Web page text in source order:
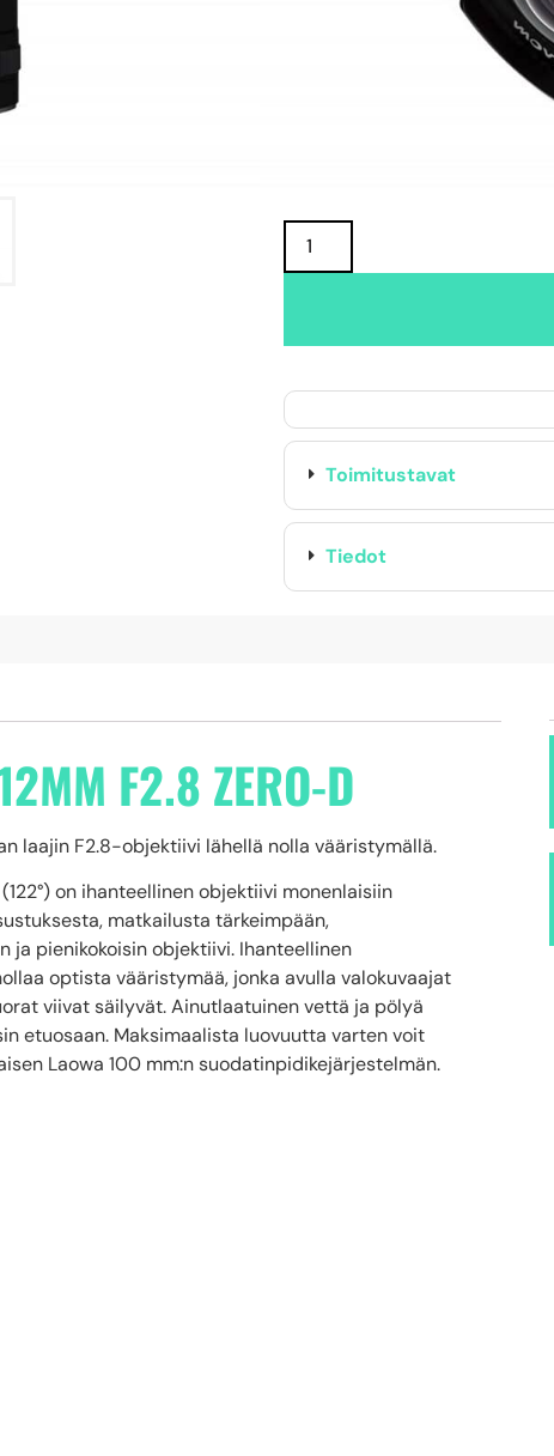
Maahantuojan varasto:
Toimitustavat
Tiedot
F2.8 ZERO-D
laajin F2.8-objektiivi lähellä nolla vääristymällä.
on ihanteellinen objektiivi monenlaisiin
matkailusta tärkeimpään,
ja pienikokoisin objektiivi. Ihanteellinen
optista vääristymää, jonka avulla valokuvaajat
viivat säilyvät. Ainutlaatuinen vettä ja pölyä
etuosaan. Maksimaalista luovuutta varten voit
Laowa 100 mm:n suodatinpidikejärjestelmän.